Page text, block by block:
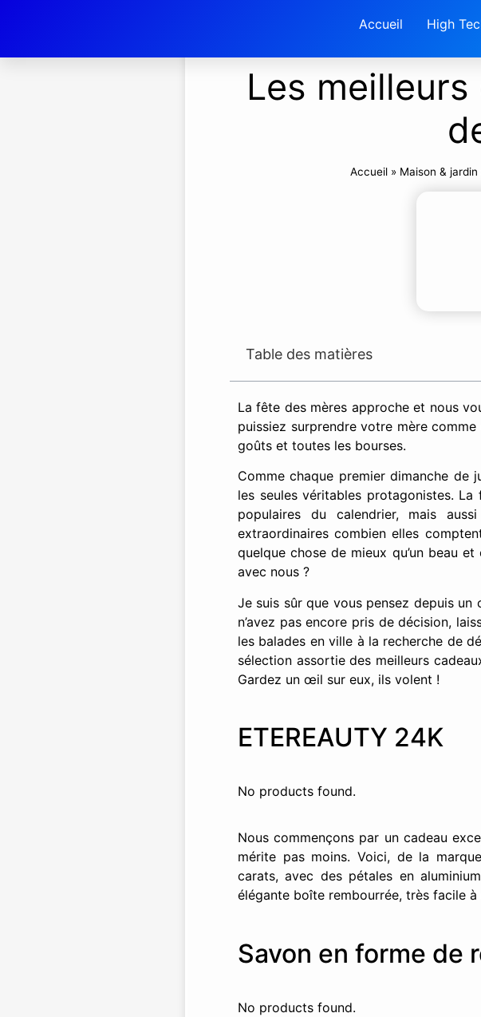
Accueil High
Les
Accueil» Maison & jardin
Table des matières
La fête des mères approche et nous
puissiez surprendre votre mère
goûts et toutes les bourses.
Comme chaque premier dimanche de
les seules véritables protagonistes.
populaires du calendrier, mais
extraordinaires combien elles
quelque chose de mieux qu’un beau
avec nous ?
Je suis sûr que vous pensez depuis
n’avez pas encore pris de décision,
les balades en ville à la recherche de
sélection assortie des meilleurs
Gardez un œil sur eux, ils volent !
ETEREAUTY 24K
No products found.
Nous commençons par un cadeau
mérite pas moins. Voici, de la
carats, avec des pétales en
élégante boîte rembourrée, très facile à
Savon en forme de
No products found.